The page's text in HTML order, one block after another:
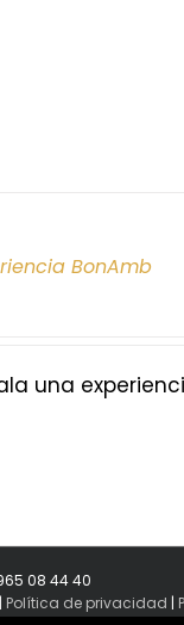
BonAmb
una
08 44 40
Política de privacidad |